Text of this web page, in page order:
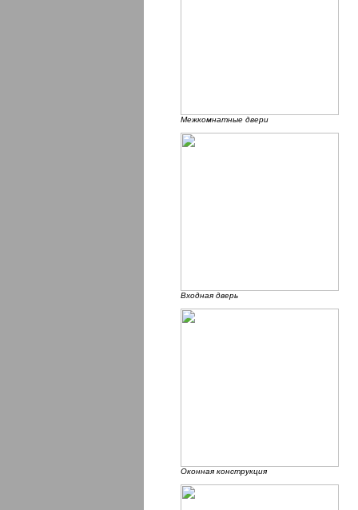
Межкомнатные двери
Входная дверь
Оконная конструкция